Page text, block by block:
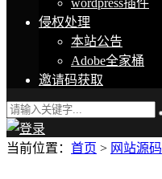
wordpress插件
侵权处理
本站公告
Adobe全家桶
邀请码获取
当前位置： 首页 > 网站源码